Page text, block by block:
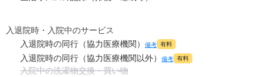
入退院時・入院中のサービス
入退院時の同行（協力医療機関） 備考 有料
入退院時の同行（協力医療機関以外） 備考 有料
入院中の洗濯物交換・買い物